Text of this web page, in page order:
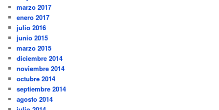
marzo 2017
enero 2017
julio 2016
junio 2015
marzo 2015
diciembre 2014
noviembre 2014
octubre 2014
septiembre 2014
agosto 2014